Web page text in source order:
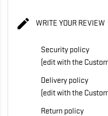
 WRITE YOUR REVIEW
Security policy
(edit with the
Delivery policy
(edit with the
Return policy